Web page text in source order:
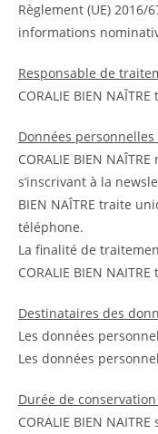
Règlement (UE)
informations
Responsable de
CORALIE BIEN
Données
CORALIE BIEN
s’inscrivant à la
BIEN NAÎTRE traite
téléphone.
La finalité de
CORALIE BIEN
Destinataires des
Les données
Les données
Durée de
CORALIE BIEN